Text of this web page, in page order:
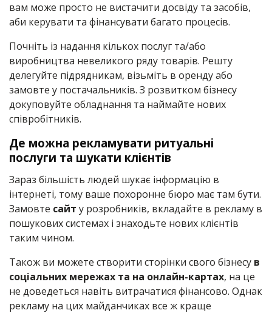
вам може просто не вистачити досвіду та засобів,
аби керувати та фінансувати багато процесів.
Почніть із надання кількох послуг та/або
виробництва невеликого ряду товарів. Решту
делегуйте підрядникам, візьміть в оренду або
замовте у постачальників. З розвитком бізнесу
докуповуйте обладнання та наймайте нових
співробітників.
Де можна рекламувати ритуальні
послуги та шукати клієнтів
Зараз більшість людей шукає інформацію в
інтернеті, тому ваше похоронне бюро має там бути.
Замовте сайт у розробників, вкладайте в рекламу в
пошукових системах і знаходьте нових клієнтів
таким чином.
Також ви можете створити сторінки свого бізнесу в
соціальних мережах та на онлайн-картах, на це
не доведеться навіть витрачатися фінансово. Однак
рекламу на цих майданчиках все ж краще